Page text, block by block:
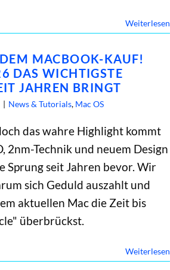
Weiterlesen
MACBOOK-KAUF!
DAS WICHTIGSTE
JAHREN BRINGT
| News & Tutorials, Mac OS
das wahre Highlight kommt
2nm-Technik und neuem Design
Sprung seit Jahren bevor. Wir
sich Geduld auszahlt und
aktuellen Mac die Zeit bis
überbrückst.
Weiterlesen